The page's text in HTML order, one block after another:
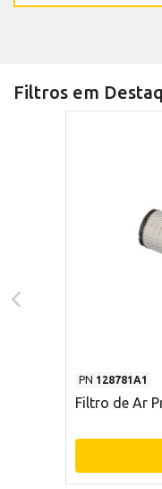
Filtros em
PN 128781A1
Filtro de Ar